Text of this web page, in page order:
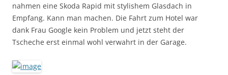
nahmen eine Skoda Rapid mit stylishem Glasdach in
Empfang. Kann man machen. Die Fahrt zum Hotel war
dank Frau Google kein Problem und jetzt steht der
Tscheche erst einmal wohl verwahrt in der Garage.